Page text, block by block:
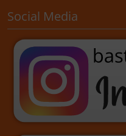
Social Media